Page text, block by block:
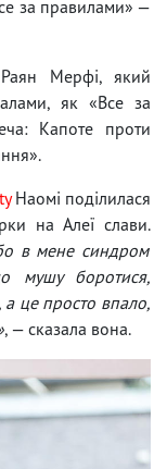
за правилами» —
Мерфі, який
як «Все за
Капоте проти
Наомі поділилася
на Алеї слави.
в мене синдром
мушу боротися,
це просто впало,
, — сказала вона.